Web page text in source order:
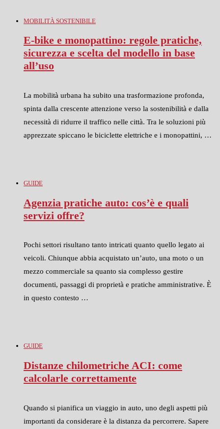
MOBILITÀ SOSTENIBILE
E-bike e monopattino: regole pratiche,
sicurezza e scelta del modello in base
all’uso
La mobilità urbana ha subito una trasformazione profonda,
spinta dalla crescente attenzione verso la sostenibilità e dalla
necessità di ridurre il traffico nelle città. Tra le soluzioni più
apprezzate spiccano le biciclette elettriche e i monopattini, …
GUIDE
Agenzia pratiche auto: cos’è e quali
servizi offre?
Pochi settori risultano tanto intricati quanto quello legato ai
veicoli. Chiunque abbia acquistato un’auto, una moto o un
mezzo commerciale sa quanto sia complesso gestire
documenti, passaggi di proprietà e pratiche amministrative. È
in questo contesto …
GUIDE
Distanze chilometriche ACI: come
calcolarle correttamente
Quando si pianifica un viaggio in auto, uno degli aspetti più
importanti da considerare è la distanza da percorrere. Sapere